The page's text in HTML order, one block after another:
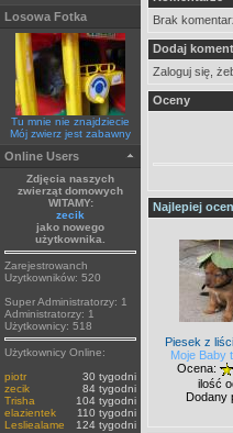
Losowa Fotka
Tu mnie nie znajdziecie
Mój zwierz jest zabawny
Online Users
Zdjęcia naszych
zwierząt domowych
WITAMY:
zecik
jako nowego
użytkownika.
Zarejestrowanch
Uzytkowników: 520
Super Administratorzy: 1
Administratorzy: 1
Użytkownicy: 518
Użytkownicy Online:
piotr
30 tygodni
zecik
84 tygodni
Trisha
104 tygodni
elazientek
110 tygodni
Lesliealame
124 tygodni
Brak
Dodaj
Zaloguj się,
Oceny
Najlepiej
Piesek z
Moje Baby
Ocena:
ilość
Dodany